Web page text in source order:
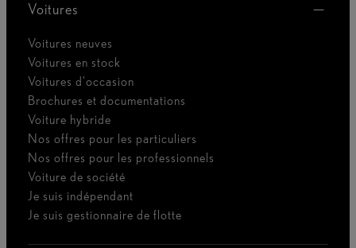
Voitures
Voitures neuves
Voitures en stock
Voitures d'occasion
Brochures et documentations
Voiture hybride
Nos offres pour les particuliers
Nos offres pour les professionnels
Voiture de société
Je suis indépendant
Je suis gestionnaire de flotte